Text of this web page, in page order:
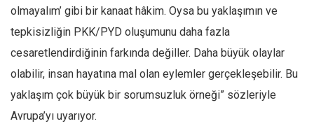
olmayalım’ gibi bir kanaat hâkim. Oysa bu yaklaşımın ve
tepkisizliğin PKK/PYD oluşumunu daha fazla
cesaretlendirdiğinin farkında değiller. Daha büyük olaylar
olabilir, insan hayatına mal olan eylemler gerçekleşebilir. Bu
yaklaşım çok büyük bir sorumsuzluk örneği” sözleriyle
Avrupa’yı uyarıyor.